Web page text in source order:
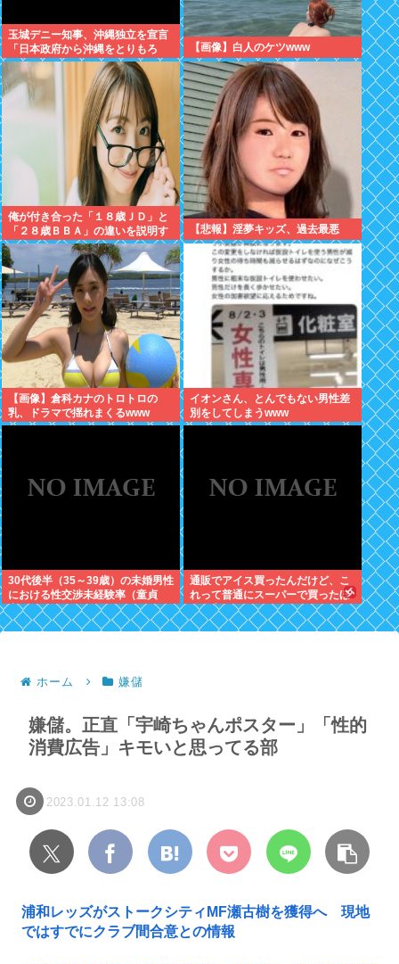
玉城デニー知事、沖縄独立を宣言
「日本政府から沖縄をとりもろ
す！！」
【画像】白人のケツwww
俺が付き合った「１８歳ＪＤ」と
「２８歳ＢＢＡ」の違いを説明す
るwww
【悲報】淫夢キッズ、過去最悪
【画像】倉科カナのトロトロの
乳、ドラマで揺れまくるwww
イオンさん、とんでもない男性差
別をしてしまうwww
30代後半（35～39歳）の未婚男性
における性交渉未経験率（童貞
率）が約26%（4人に1人）
通販でアイス買ったんだけど、こ
れって普通にスーパーで買ったほ
うが安くないか？
ホーム 嫌儲
嫌儲。正直「宇崎ちゃんポスター」「性的
消費広告」キモいと思ってる部
2023.01.12 13:08
浦和レッズがストークシティMF瀬古樹を獲得へ 現地
ではすでにクラブ間合意との情報